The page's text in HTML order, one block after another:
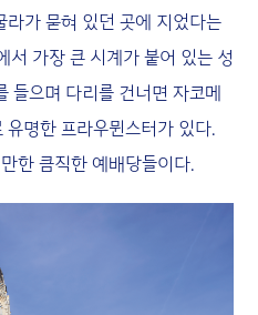
가 묻혀 있던 곳에 지었다는
서 가장 큰 시계가 붙어 있는 성
들으며 다리를 건너면 자코메
명한 프라우뮌스터가 있다.
한 큼직한 예배당들이다.